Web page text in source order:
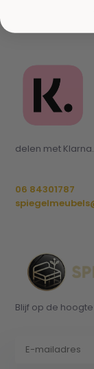
delen met Klarna.
06 84301787
Blijf op de